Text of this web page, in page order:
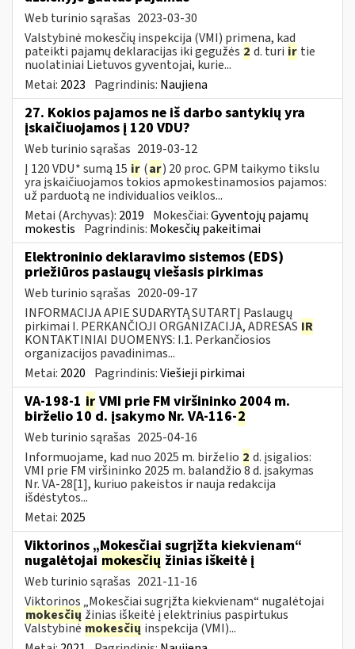
Web turinio sąrašas 2023-03-30
Valstybinė mokesčių inspekcija (VMI) primena, kad
pateikti pajamų deklaracijas iki gegužės 2 d. turi ir tie
nuolatiniai Lietuvos gyventojai, kurie...
Metai: 2023 Pagrindinis: Naujiena
27. Kokios pajamos ne iš darbo santykių yra
įskaičiuojamos į 120 VDU?
Web turinio sąrašas 2019-03-12
Į 120 VDU* sumą 15 ir (ar) 20 proc. GPM taikymo tikslu
yra įskaičiuojamos tokios apmokestinamosios pajamos:
už parduotą ne individualios veiklos...
Metai (Archyvas): 2019 Mokesčiai:Gyventojų pajamų
mokestis Pagrindinis: Mokesčių pakeitimai
Elektroninio deklaravimo sistemos (EDS)
priežiūros paslaugų viešasis pirkimas
Web turinio sąrašas 2020-09-17
INFORMACIJA APIE SUDARYTĄ SUTARTĮ Paslaugų
pirkimai I. PERKANČIOJI ORGANIZACIJA, ADRESAS IR
KONTAKTINIAI DUOMENYS: I.1. Perkančiosios
organizacijos pavadinimas...
Metai: 2020 Pagrindinis:Viešieji pirkimai
VA-198-1 ir VMI prie FM viršininko 2004 m.
birželio 10 d. įsakymo Nr. VA-116-2
Web turinio sąrašas 2025-04-16
Informuojame, kad nuo 2025 m. birželio 2 d. įsigalios:
VMI prie FM viršininko 2025 m. balandžio 8 d. įsakymas
Nr. VA-28[1], kuriuo pakeistos ir nauja redakcija
išdėstytos...
Metai: 2025
Viktorinos „Mokesčiai sugrįžta kiekvienam“
nugalėtojai mokesčių žinias iškeitė į
Web turinio sąrašas 2021-11-16
Viktorinos „Mokesčiai sugrįžta kiekvienam“ nugalėtojai
mokesčių žinias iškeitė į elektrinius paspirtukus
Valstybinė mokesčių inspekcija (VMI)...